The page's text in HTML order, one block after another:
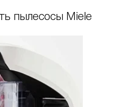
пылесосы Miele